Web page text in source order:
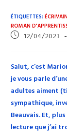
ÉTIQUETTES:
ROMAN
Publication
12/04/2023
Salut, c’est
je vous parle
adultes aiment
sympathique,
Beauvais. Et,
lecture que j’ai